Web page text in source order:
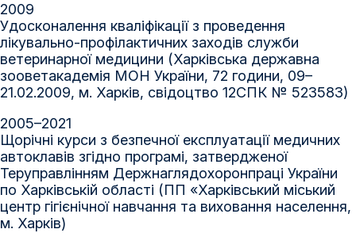
2009
Удосконалення кваліфікації з проведення
лікувально-профілактичних заходів служби
ветеринарної медицини (Харківська державна
зооветакадемія МОН України, 72 години, 09–
21.02.2009, м. Харків, свідоцтво 12СПК № 523583)
2005–2021
Щорічні курси з безпечної експлуатації медичних
автоклавів згідно програмі, затвердженої
Теруправлінням Держнаглядохоронпраці України
по Харківській області (ПП «Харківський міський
центр гігієнічної навчання та виховання населення,
м. Харків)